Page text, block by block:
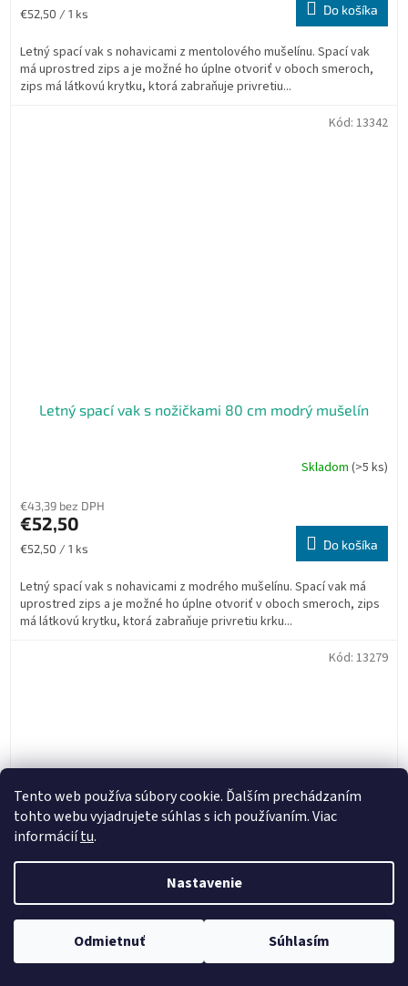
Tento web používa súbory cookie. Ďalším prechádzaním
tohto webu vyjadrujete súhlas s ich používaním. Viac
informáciítu.
Nastavenie
Odmietnuť Súhlasím
Jednotková
€52,50 / 1 ks Do košíka
Letný spací vak s nohavicami z mentolového mušelínu. Spací vak
má uprostred zips a je možné ho úplne otvoriť v oboch smeroch,
zips má látkovú krytku, ktorá zabraňuje privretiu...
Letný spací vak s nožičkami 80 cm modrý mušelín
Skladom (>5 ks)
€43,39 bez DPH
€52,50
Jednotková
€52,50 / 1 ks Do košíka
Letný spací vak s nohavicami z modrého mušelínu. Spací vak má
uprostred zips a je možné ho úplne otvoriť v oboch smeroch, zips
má látkovú krytku, ktorá zabraňuje privretiu krku...
Kód: 13342
Letný spací vak s nožičkami 80 cm moka mušelín
Kód: 13279